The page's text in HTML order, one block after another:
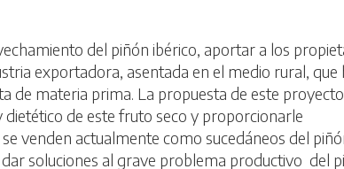
del piñón ibérico, aportar a los
exportadora, asentada en el medio rural, que
de materia prima. La propuesta de este proyecto
de este fruto seco y proporcionarle
venden actualmente como sucedáneos del
soluciones al grave problema productivo del